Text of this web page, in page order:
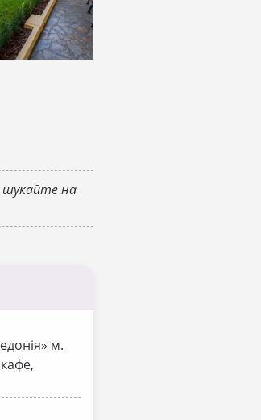
шукайте на
м.